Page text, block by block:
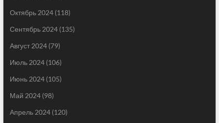
Октябрь 2024(118)
Сентябрь 2024(135)
Август 2024(79)
Июль 2024(106)
Июнь 2024(105)
Май 2024(98)
Апрель 2024(120)